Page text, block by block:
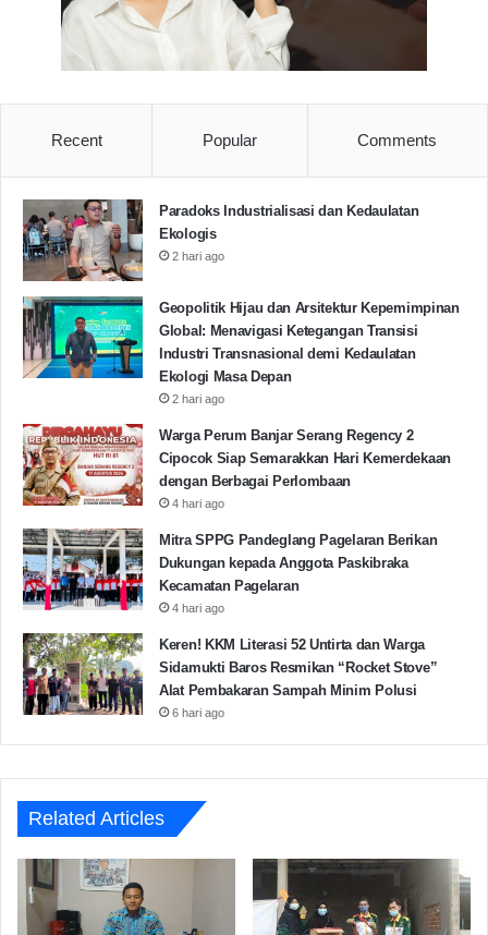
Recent Popular Comments
Paradoks Industrialisasi dan Kedaulatan
Ekologis
2 hari ago
Geopolitik Hijau dan Arsitektur Kepemimpinan
Global: Menavigasi Ketegangan Transisi
Industri Transnasional demi Kedaulatan
Ekologi Masa Depan
2 hari ago
Warga Perum Banjar Serang Regency 2
Cipocok Siap Semarakkan Hari Kemerdekaan
dengan Berbagai Perlombaan
4 hari ago
Mitra SPPG Pandeglang Pagelaran Berikan
Dukungan kepada Anggota Paskibraka
Kecamatan Pagelaran
4 hari ago
Keren! KKM Literasi 52 Untirta dan Warga
Sidamukti Baros Resmikan “Rocket Stove”
Alat Pembakaran Sampah Minim Polusi
6 hari ago
Related Articles